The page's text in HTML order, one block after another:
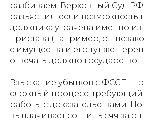
разбиваем. Верховный Суд
разъяснил: если возможность
должника утрачена именно из-
пристава (например, он
с имущества и его тут же
отвечать должно государство.
Взыскание убытков с ФССП —
сложный процесс,
работы с доказательствами. Но
выплачивает сотни тысяч за